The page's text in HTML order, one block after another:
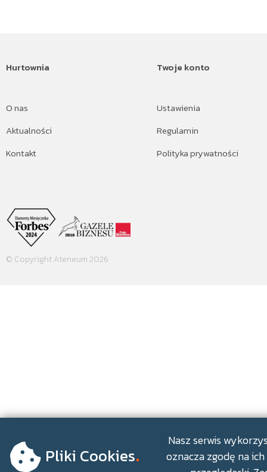
Hurtownia
O nas
Aktualności
Kontakt
Twoje konto
Ustawienia
Regulamin
Polityka prywatności
© Copyright Ateneum 2026
Pliki Cookies.
Nasz serwis
oznacza zgodę na